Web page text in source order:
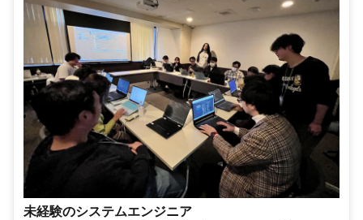
未経験のシステムエンジニア